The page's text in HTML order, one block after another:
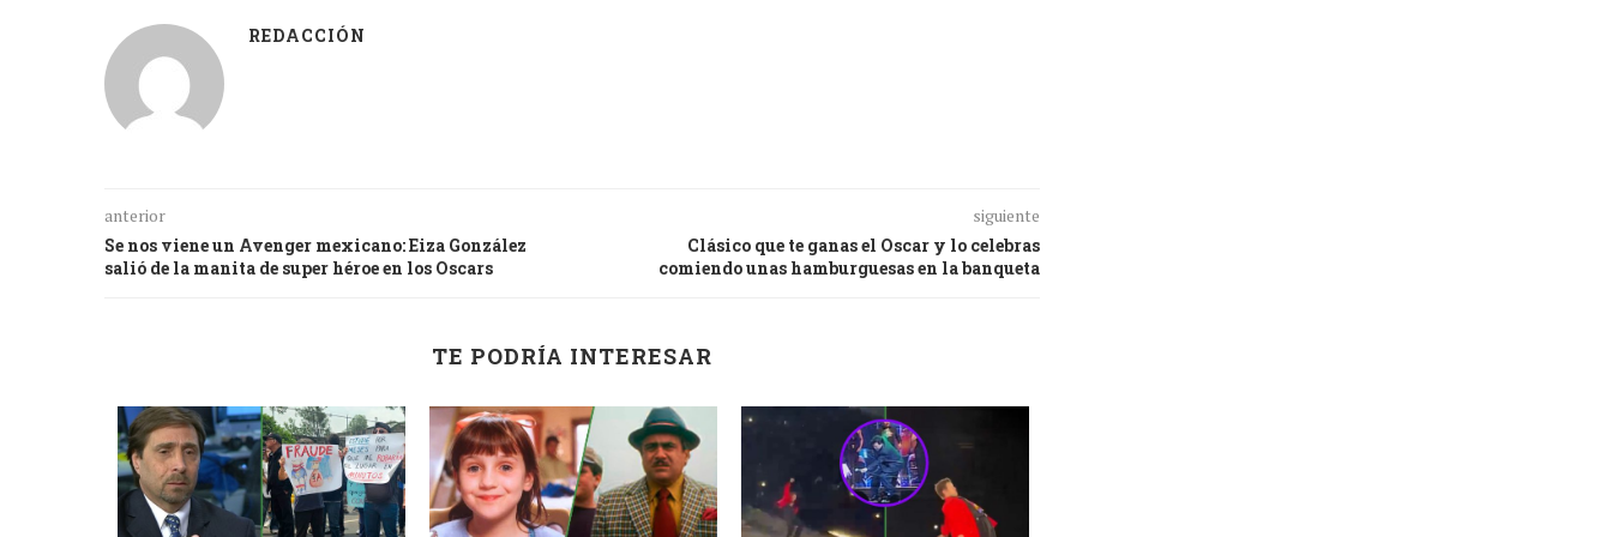
REDACCIÓN
anterior
Se nos viene un Avenger mexicano: Eiza González
salió de la manita de super héroe en los Oscars
siguiente
Clásico que te ganas el Oscar y lo celebras
comiendo unas hamburguesas en la banqueta
TE PODRÍA INTERESAR